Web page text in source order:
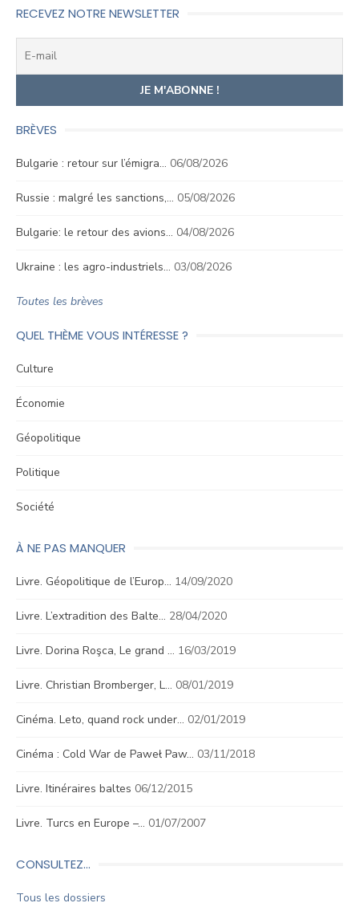
RECEVEZ NOTRE NEWSLETTER
BRÈVES
Bulgarie : retour sur l’émigra… 06/08/2026
Russie : malgré les sanctions,… 05/08/2026
Bulgarie: le retour des avions… 04/08/2026
Ukraine : les agro-industriels… 03/08/2026
Toutes les brèves
QUEL THÈME VOUS INTÉRESSE ?
Culture
Économie
Géopolitique
Politique
Société
À NE PAS MANQUER
Livre. Géopolitique de l’Europ… 14/09/2020
Livre. L’extradition des Balte… 28/04/2020
Livre. Dorina Roşca, Le grand … 16/03/2019
Livre. Christian Bromberger, L… 08/01/2019
Cinéma. Leto, quand rock under… 02/01/2019
Cinéma : Cold War de Paweł Paw… 03/11/2018
Livre. Itinéraires baltes 06/12/2015
Livre. Turcs en Europe –… 01/07/2007
CONSULTEZ…
Tous les dossiers